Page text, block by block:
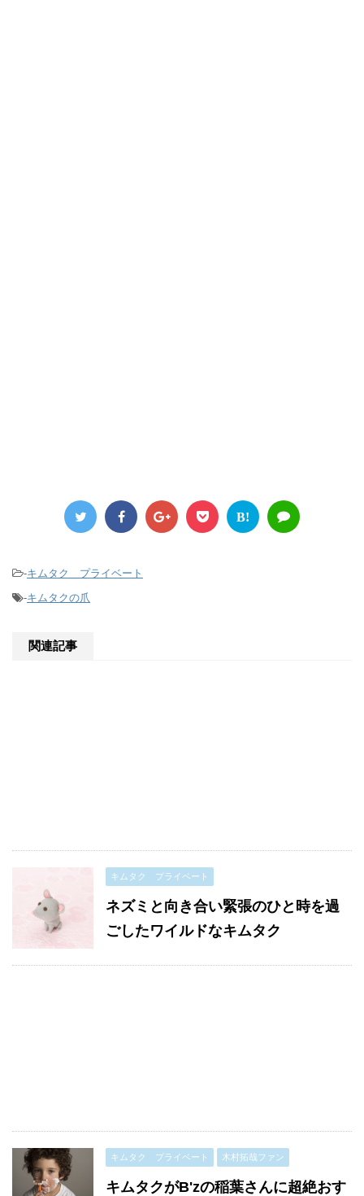
B!
-キムタク プライベート
-キムタクの爪
関連記事
キムタク プライベート
ネズミと向き合い緊張のひと時を過
ごしたワイルドなキムタク
キムタク プライベート 木村拓哉ファン
キムタクがB'zの稲葉さんに超絶おす